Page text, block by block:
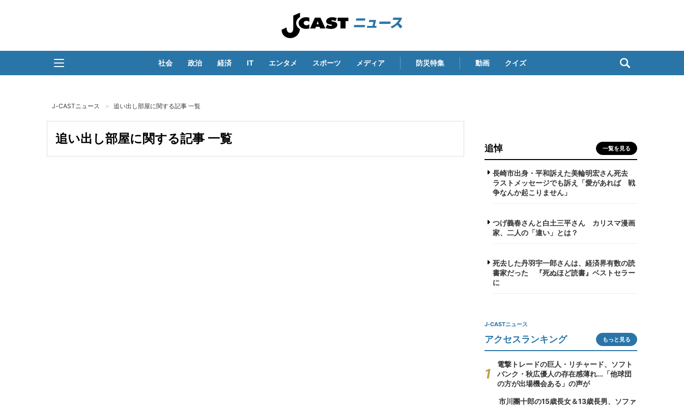
社会 政治 経済 IT エンタメ スポーツ メディア 防災特集 動画 クイズ
J-CASTニュース 追い出し部屋に関する記事 一覧
追い出し部屋に関する記事 一覧
追悼 一覧を見る
長崎市出身・平和訴えた美輪明宏さん死去
ラストメッセージでも訴え「愛があれば 戦
争なんか起こりません」
つげ義春さんと白土三平さん カリスマ漫画
家、二人の「違い」とは？
死去した丹羽宇一郎さんは、経済界有数の読
書家だった 『死ぬほど読書』ベストセラー
に
J-CASTニュース
アクセスランキング もっと見る
電撃トレードの巨人・リチャード、ソフト
バンク・秋広優人の存在感薄れ...「他球団
の方が出場機会ある」の声が
市川團十郎の15歳長女＆13歳長男、ソファ